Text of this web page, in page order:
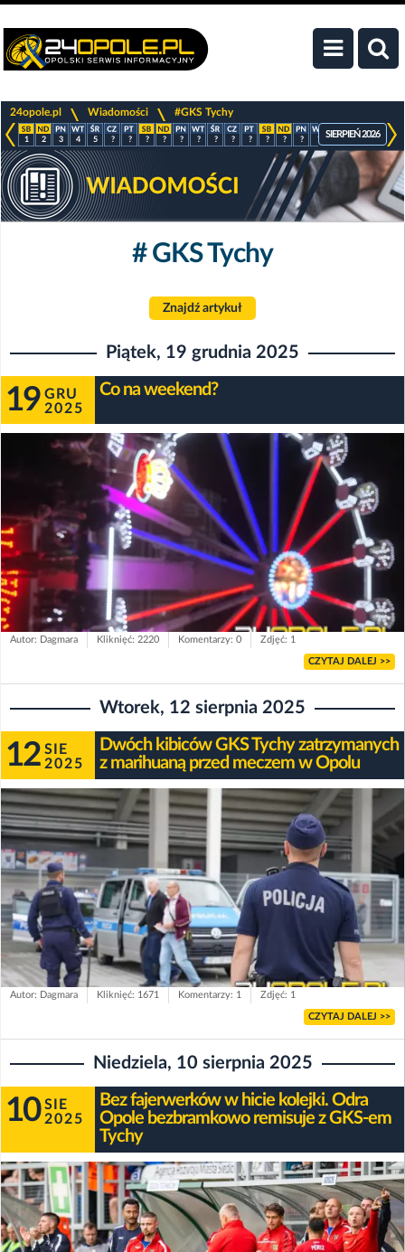
24opole.pl Wiadomości #GKS Tychy
1 2 3 4 5 ? ? ? ? ? ? ? ? ? ? ? ? ? ? ? ?
SIERPIEŃ 2026
# GKS Tychy
Znajdź artykuł
Piątek, 19 grudnia 2025
19 GRU
2025
Co na weekend?
Autor: Dagmara Kliknięć: 2220 Komentarzy: 0 Zdjęć: 1
CZYTAJ DALEJ >>
Wtorek, 12 sierpnia 2025
12 SIE
2025
Dwóch kibiców GKS Tychy zatrzymanych
z marihuaną przed meczem w Opolu
Autor: Dagmara Kliknięć: 1671 Komentarzy: 1 Zdjęć: 1
CZYTAJ DALEJ >>
Niedziela, 10 sierpnia 2025
10 SIE
2025
Bez fajerwerków w hicie kolejki. Odra
Opole bezbramkowo remisuje z GKS-em
Tychy